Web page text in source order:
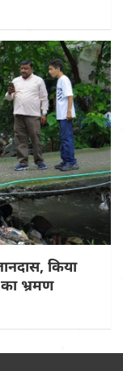
किया
भ्रमण